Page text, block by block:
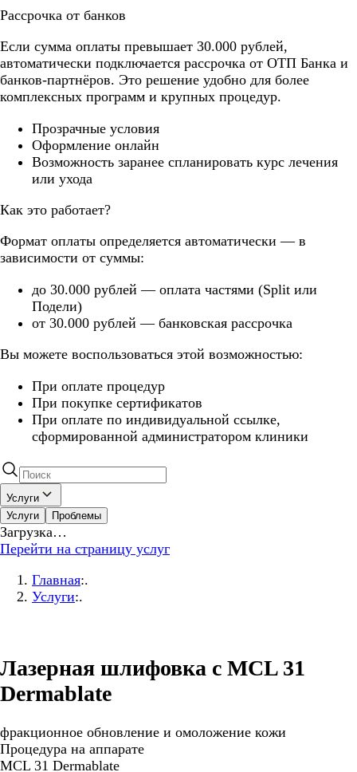
Рассрочка от банков
Если сумма оплаты превышает 30.000 рублей,
автоматически подключается рассрочка от ОТП Банка и
банков-партнёров. Это решение удобно для более
комплексных программ и крупных процедур.
Прозрачные условия
Оформление онлайн
Возможность заранее спланировать курс лечения
или ухода
Как это работает?
Формат оплаты определяется автоматически — в
зависимости от суммы:
до 30.000 рублей — оплата частями (Split или
Подели)
от 30.000 рублей — банковская рассрочка
Вы можете воспользоваться этой возможностью:
При оплате процедур
При покупке сертификатов
При оплате по индивидуальной ссылке,
сформированной администратором клиники
Услуги
Услуги
Проблемы
Загрузка…
Перейти на страницу услуг
Главная:.
Услуги:.
Лазерная шлифовка c MCL 31
Dermablate
фракционное обновление и омоложение кожи
Процедура на аппарате
MCL 31 Dermablate